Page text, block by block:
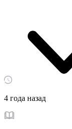
4 года назад